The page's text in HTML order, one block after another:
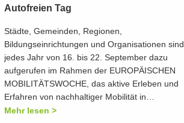
Autofreien Tag
Städte, Gemeinden, Regionen,
Bildungseinrichtungen und Organisationen sind
jedes Jahr von 16. bis 22. September dazu
aufgerufen im Rahmen der EUROPÄISCHEN
MOBILITÄTSWOCHE, das aktive Erleben und
Erfahren von nachhaltiger Mobilität in…
Mehr lesen